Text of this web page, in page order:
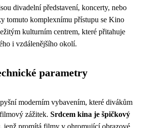
divadelní představení, koncerty, nebo
tomuto komplexnímu přístupu se Kino
kulturním centrem, které přitahuje
i vzdálenějšího okolí.
parametry
moderním vybavením, které divákům
zážitek. Srdcem kina je špičkový
, jenž promítá filmy v ohromující obrazové